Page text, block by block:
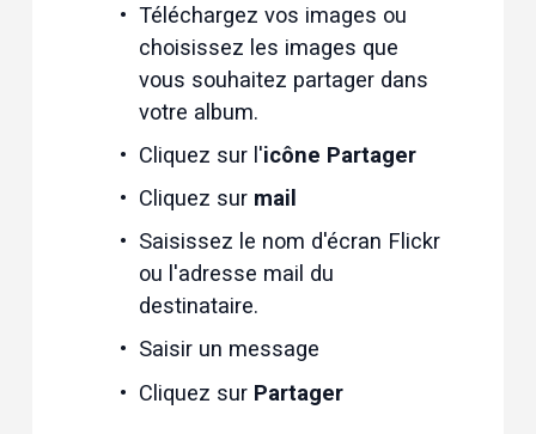
Téléchargez vos images ou
choisissez les images que
vous souhaitez partager dans
votre album.
Cliquez sur l'icône Partager
Cliquez sur mail
Saisissez le nom d'écran Flickr
ou l'adresse mail du
destinataire.
Saisir un message
Cliquez sur Partager